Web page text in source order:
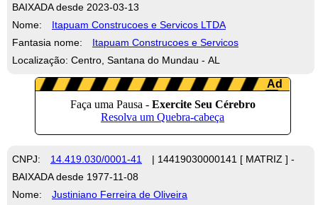
BAIXADA desde 2023-03-13
Nome:
Itapuam Construcoes e Servicos LTDA
Fantasia nome:
Itapuam Construcoes e Servicos
Localização: Centro, Santana do Mundau - AL
CNPJ: 14.419.030/0001-41
| 14419030000141 [ MATRIZ ] -
BAIXADA desde 1977-11-08
Nome:
Justiniano Ferreira de Oliveira